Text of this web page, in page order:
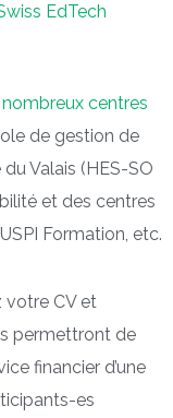
EdTech
centres
de gestion de
Valais (HES-SO
et des centres
Formation, etc.
votre CV et
permettront de
financier d’une
es